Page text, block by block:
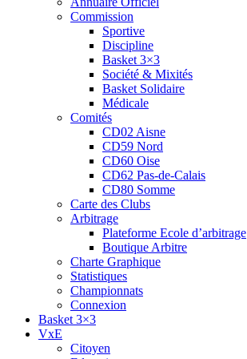
Commission
Sportive
Discipline
Basket 3×3
Société & Mixités
Basket Solidaire
Médicale
Comités
CD02 Aisne
CD59 Nord
CD60 Oise
CD62 Pas-de-Calais
CD80 Somme
Carte des Clubs
Arbitrage
Plateforme Ecole d’arbitrage
Boutique Arbitre
Charte Graphique
Statistiques
Championnats
Connexion
Basket 3×3
VxE
Citoyen